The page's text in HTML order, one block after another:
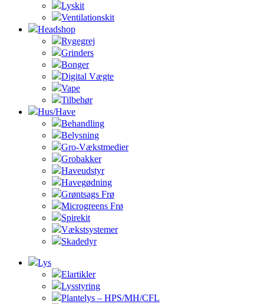
Lyskit
Ventilationskit
Headshop
Rygegrej
Grinders
Bonger
Digital Vægte
Vape
Tilbehør
Hus/Have
Behandling
Belysning
Gro-Vækstmedier
Grobakker
Haveudstyr
Havegødning
Grøntsags Frø
Microgreens Frø
Spirekit
Vækstsystemer
Skadedyr
Lys
Elartikler
Lysstyring
Plantelys – HPS/MH/CFL